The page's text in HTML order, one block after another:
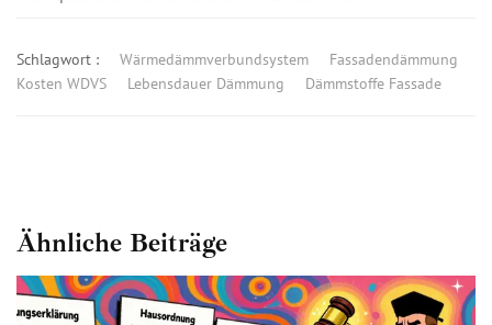
Schlagwort : Wärmedämmverbundsystem
Fassadendämmung
Kosten WDVS
Lebensdauer Dämmung Dämmstoffe Fassade
Ähnliche Beiträge